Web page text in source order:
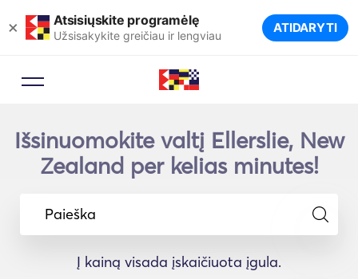
× Atsisiųskite programėlę
Užsisakykite greičiau ir lengviau ATIDARYTI
Išsinuomokite valtį Ellerslie, New
Zealand per kelias minutes!
Paieška
Į kainą visada įskaičiuota įgula.